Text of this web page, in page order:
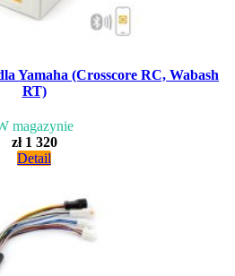
Yamaha (Crosscore RC, Wabash
RT)
magazynie
zł 1 320
Detail